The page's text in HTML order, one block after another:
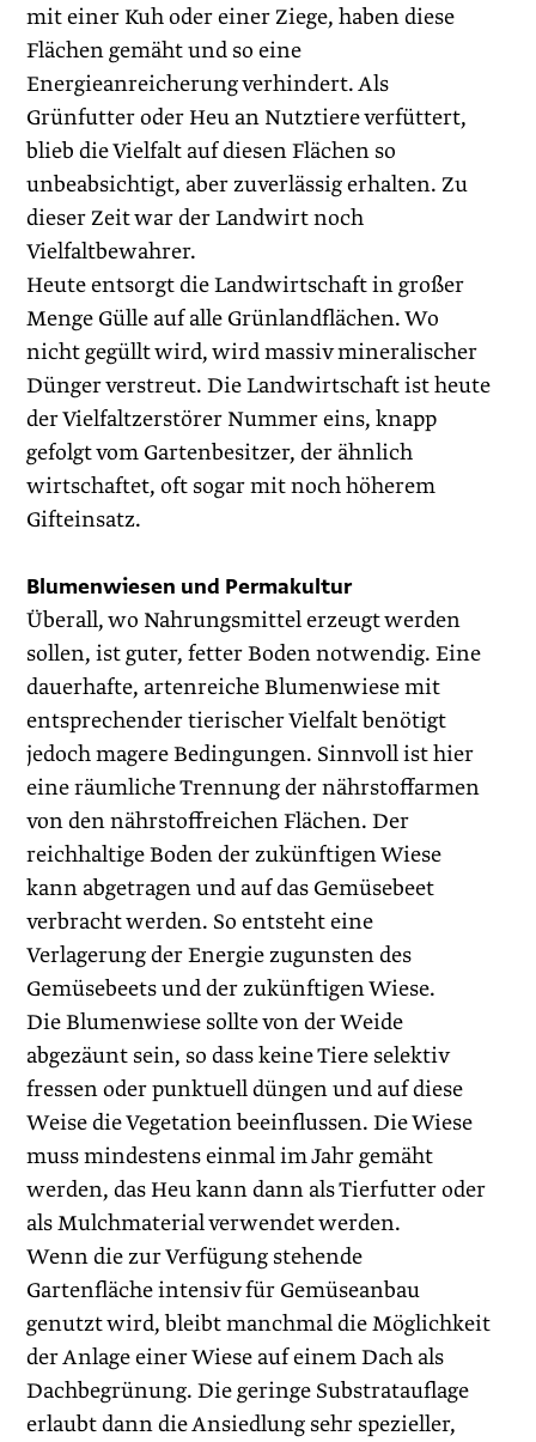
mit einer Kuh oder einer Ziege, haben diese
Flächen gemäht und so eine
Energieanreicherung verhindert. Als
Grünfutter oder Heu an Nutztiere verfüttert,
blieb die Vielfalt auf diesen Flächen so
unbeabsichtigt, aber zuverlässig erhalten. Zu
dieser Zeit war der Landwirt noch
Vielfaltbewahrer.
Heute entsorgt die Landwirtschaft in großer
Menge Gülle auf alle Grünlandflächen. Wo
nicht gegüllt wird, wird massiv mineralischer
Dünger verstreut. Die Landwirtschaft ist heute
der Vielfaltzerstörer Nummer eins, knapp
gefolgt vom Gartenbesitzer, der ähnlich
wirtschaftet, oft sogar mit noch höherem
Gifteinsatz.
Blumenwiesen und Permakultur
Überall, wo Nahrungsmittel erzeugt werden
sollen, ist guter, fetter Boden notwendig. Eine
dauerhafte, artenreiche Blumenwiese mit
entsprechender tierischer Vielfalt benötigt
jedoch magere Bedingungen. Sinnvoll ist hier
eine räumliche Trennung der nährstoffarmen
von den nährstoffreichen Flächen. Der
reichhaltige Boden der zukünftigen Wiese
kann abgetragen und auf das Gemüsebeet
verbracht werden. So entsteht eine
Verlagerung der Energie zugunsten des
Gemüsebeets und der zukünftigen Wiese.
Die Blumenwiese sollte von der Weide
abgezäunt sein, so dass keine Tiere selektiv
fressen oder punktuell düngen und auf diese
Weise die Vegetation beeinflussen. Die Wiese
muss mindestens einmal im Jahr gemäht
werden, das Heu kann dann als Tierfutter oder
als Mulchmaterial verwendet werden.
Wenn die zur Verfügung stehende
Gartenfläche intensiv für Gemüseanbau
genutzt wird, bleibt manchmal die Möglichkeit
der Anlage einer Wiese auf einem Dach als
Dachbegrünung. Die geringe Substratauf­lage
erlaubt dann die Ansiedlung sehr spezieller,